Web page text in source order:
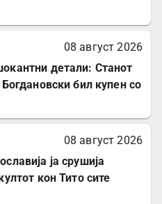
08 август 2026
детали: Станот
бил купен со
08 август 2026
ја срушија
кон Тито сите